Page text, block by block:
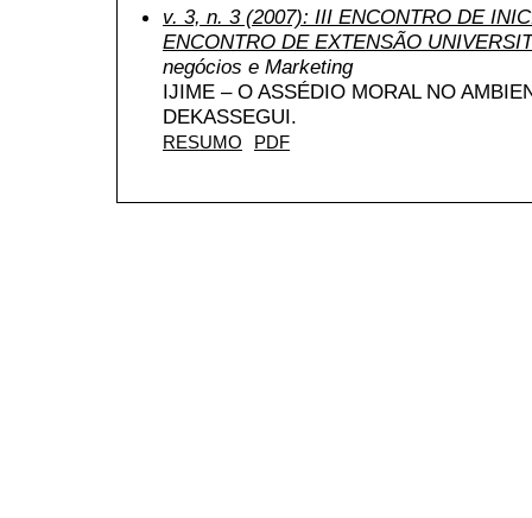
v. 3, n. 3 (2007): III ENCONTRO DE
ENCONTRO DE EXTENSÃO
negócios e Marketing
IJIME – O ASSÉDIO MORAL NO
DEKASSEGUI.
RESUMO PDF